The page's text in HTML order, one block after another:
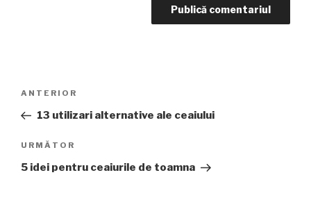
articole
Articolul
anterior
ANTERIOR
13 utilizari alternative ale ceaiului
Articolul
următor
URMĂTOR
5 idei pentru ceaiurile de toamna